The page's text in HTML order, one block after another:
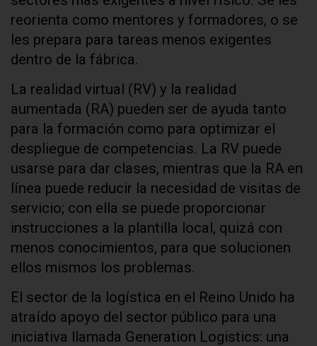
reorienta como mentores y formadores, o se
les prepara para tareas menos exigentes
dentro de la fábrica.
La realidad virtual (RV) y la realidad
aumentada (RA) pueden ser de ayuda tanto
para la formación como para optimizar el
despliegue de competencias. La RV puede
usarse para dar clases, mientras que la RA en
línea puede reducir la necesidad de visitas de
servicio; con ella se puede proporcionar
instrucciones a la plantilla local, quizá con
menos conocimientos, para que solucionen
ellos mismos los problemas.
El sector de la logística en el Reino Unido ha
atraído apoyo del sector público para una
iniciativa llamada Generation Logistics: una